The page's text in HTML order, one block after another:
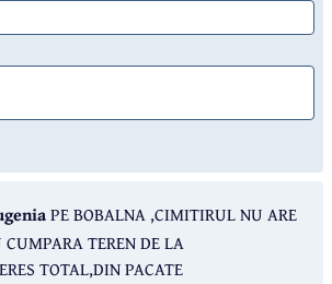
PE BOBALNA ,CIMITIRUL NU ARE
CUMPARA TEREN DE LA
TOTAL,DIN PACATE